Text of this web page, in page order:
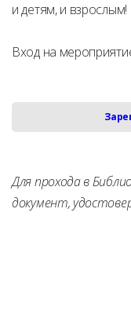
и детям, и взрослым!
Вход на
Для прохода в
документ,